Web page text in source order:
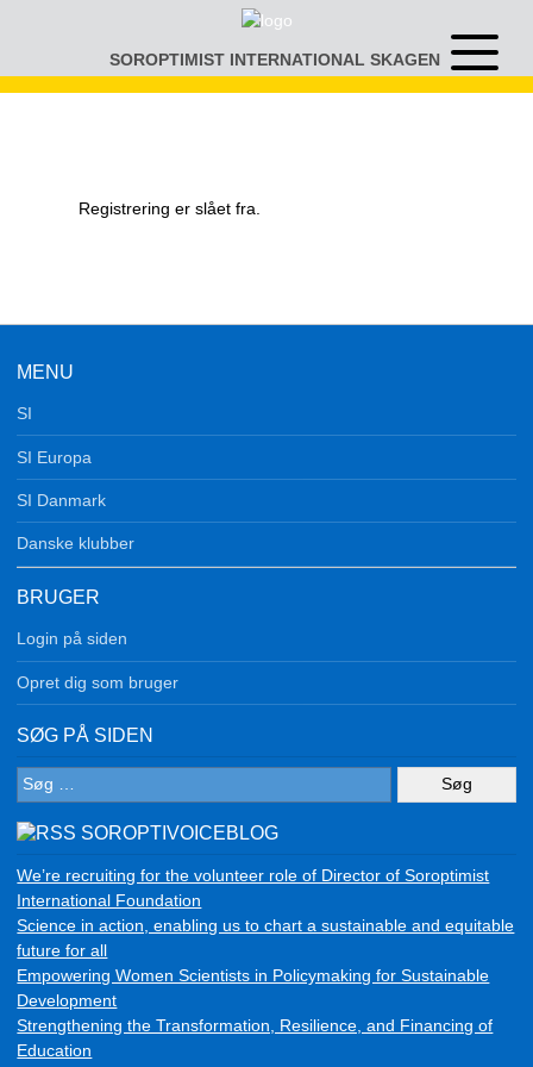
SOROPTIMIST INTERNATIONAL SKAGEN Åben
eller
luk
Registrering er slået fra.
MENU
SI
SI Europa
SI Danmark
Danske klubber
BRUGER
Login på siden
Opret dig som bruger
SØG PÅ SIDEN
Søg
efter:
SOROPTIVOICEBLOG
We’re recruiting for the volunteer role of Director of Soroptimist
International Foundation
Science in action, enabling us to chart a sustainable and equitable
future for all
Empowering Women Scientists in Policymaking for Sustainable
Development
Strengthening the Transformation, Resilience, and Financing of
Education